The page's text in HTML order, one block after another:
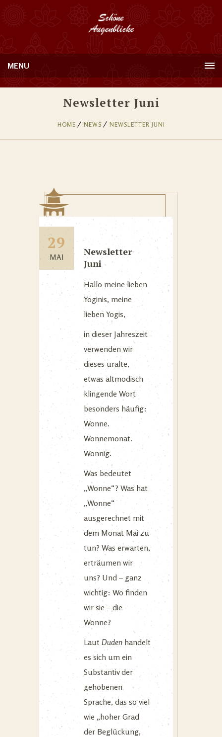
MENU
Newsletter Juni
HOME NEWS NEWSLETTER JUNI
29
MAI
Newsletter
Juni
Hallo meine lieben
Yoginis, meine
lieben Yogis,
in dieser Jahreszeit
verwenden wir
dieses uralte,
etwas altmodisch
klingende Wort
besonders häufig:
Wonne.
Wonnemonat.
Wonnig.
Was bedeutet
„Wonne“? Was hat
„Wonne“
ausgerechnet mit
dem Monat Mai zu
tun? Was erwarten,
erträumen wir
uns? Und – ganz
wichtig: Wo finden
wir sie – die
Wonne?
Laut Duden handelt
es sich um ein
Substantiv der
gehobenen
Sprache, das so viel
wie „hoher Grad
der Beglückung,